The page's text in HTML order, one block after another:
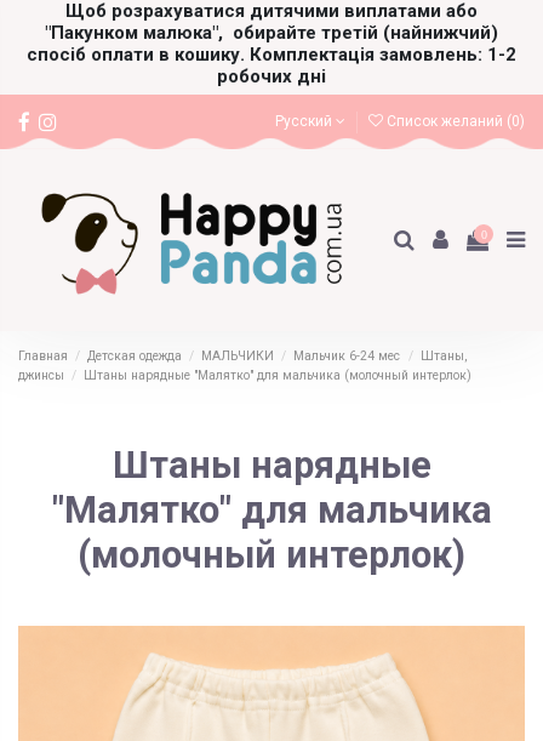
Щоб розрахуватися дитячими виплатами або
"Пакунком малюка", обирайте третій (найнижчий)
спосіб оплати в кошику. Комплектація замовлень: 1-2
робочих дні
Русский Список желаний (0)
0
Главная Детская одежда МАЛЬЧИКИ Мальчик 6-24 мес
Штаны,
джинсы
Штаны нарядные "Малятко" для мальчика (молочный интерлок)
Штаны нарядные
"Малятко" для мальчика
(молочный интерлок)